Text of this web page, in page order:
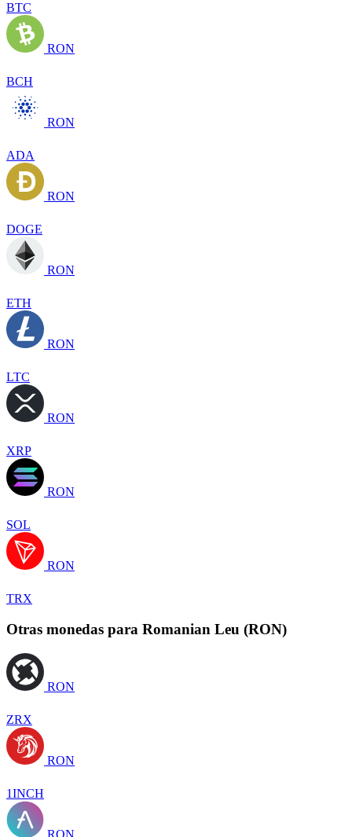
BTC
RON
BCH
RON
ADA
RON
DOGE
RON
ETH
RON
LTC
RON
XRP
RON
SOL
RON
TRX
Otras monedas para Romanian Leu (RON)
RON
ZRX
RON
1INCH
RON